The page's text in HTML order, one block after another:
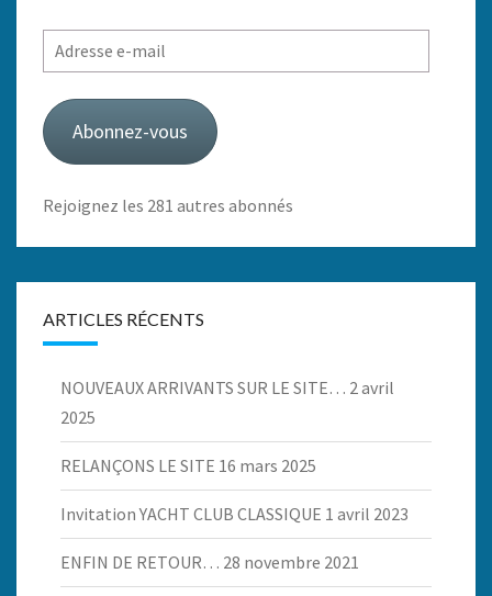
Adresse
e-
mail
Abonnez-vous
Rejoignez les 281 autres abonnés
ARTICLES RÉCENTS
NOUVEAUX ARRIVANTS SUR LE SITE… 2 avril
2025
RELANÇONS LE SITE 16 mars 2025
Invitation YACHT CLUB CLASSIQUE 1 avril 2023
ENFIN DE RETOUR… 28 novembre 2021